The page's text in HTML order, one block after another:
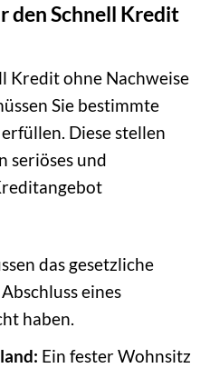
den Schnell Kredit
Kredit ohne Nachweise
Sie bestimmte
Diese stellen
seriöses und
das gesetzliche
eines
haben.
Ein fester Wohnsitz